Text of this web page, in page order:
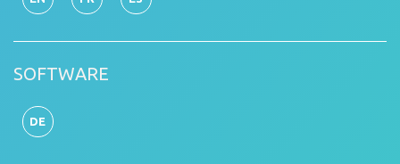
SOFTWARE
DE